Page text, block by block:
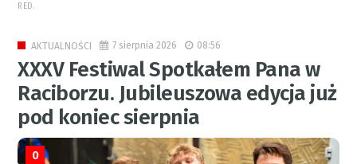
RED.
AKTUALNOŚCI 7 sierpnia 2026 08:56
XXXV Festiwal Spotkałem Pana w
Raciborzu. Jubileuszowa edycja już
pod koniec sierpnia
0